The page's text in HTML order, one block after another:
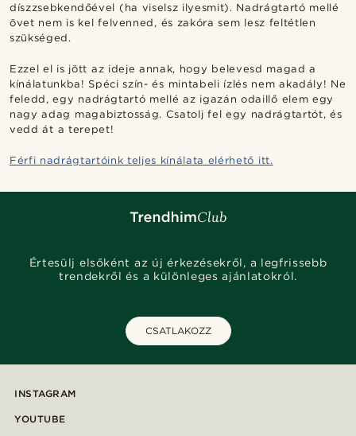
díszzsebkendőével (ha viselsz ilyesmit). Nadrágtartó mellé
övet nem is kel felvenned, és zakóra sem lesz feltétlen
szükséged.
Ezzel el is jött az ideje annak, hogy belevesd magad a
kínálatunkba! Spéci szín- és mintabeli ízlés nem akadály! Ne
feledd, egy nadrágtartó mellé az igazán odaillő elem egy
nagy adag magabiztosság. Csatolj fel egy nadrágtartót, és
vedd át a terepet!
Férfi nadrágtartóink teljes kínálata elérhető itt.
Értesülj elsőként az új érkezésekről, a legfrissebb
trendekről és a különleges ajánlatokról.
CSATLAKOZZ
INSTAGRAM
YOUTUBE